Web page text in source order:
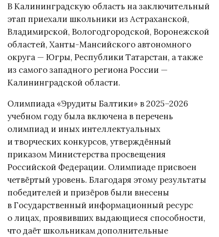
В Калининградскую область на заключительный
этап приехали школьники из Астраханской,
Владимирской, Вологодгородской, Воронежской
областей, Ханты-Мансийского автономного
округа — Югры, Республики Татарстан, а также
из самого западного региона России —
Калининградской области.
Олимпиада «Эрудиты Балтики» в 2025–2026
учебном году была включена в перечень
олимпиад и иных интеллектуальных
и творческих конкурсов, утверждённый
приказом Министерства просвещения
Российской Федерации. Олимпиаде присвоен
четвёртый уровень. Благодаря этому результаты
победителей и призёров были внесены
в Государственный информационный ресурс
о лицах, проявивших выдающиеся способности,
что даёт школьникам дополнительные